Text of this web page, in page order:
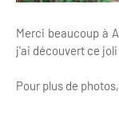
Merci beaucoup à
j'ai découvert ce
Pour plus de